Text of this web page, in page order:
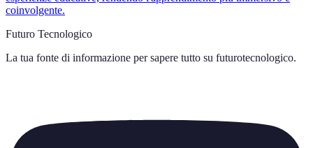
coinvolgente.
Futuro Tecnologico
La tua fonte di informazione per sapere tutto su futurotecnologico.